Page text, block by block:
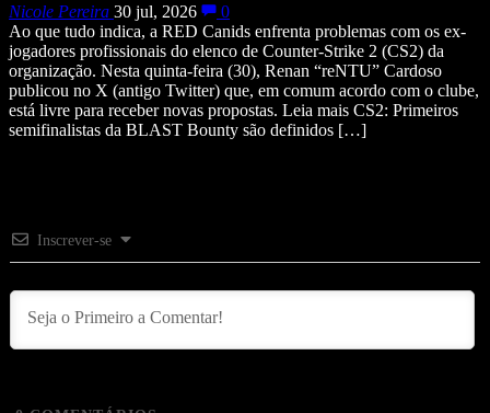
Nicole Pereira 30 jul, 2026
0
Ao que tudo indica, a RED Canids enfrenta problemas com os ex-
jogadores profissionais do elenco de Counter-Strike 2 (CS2) da
organização. Nesta quinta-feira (30), Renan “reNTU” Cardoso
publicou no X (antigo Twitter) que, em comum acordo com o clube,
está livre para receber novas propostas. Leia mais CS2: Primeiros
semifinalistas da BLAST Bounty são definidos […]
Inscrever-se